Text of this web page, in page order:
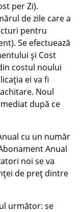
per Zi).
de zile care a
pentru
Se efectuează
și Cost
costul noului
ei va fi
Noul
după ce
cu un număr
Anual
noi se va
de preț dintre
următor: se